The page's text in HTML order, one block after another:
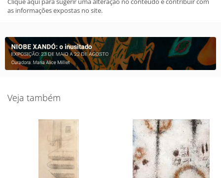
as informações expostas no site.
Veja também